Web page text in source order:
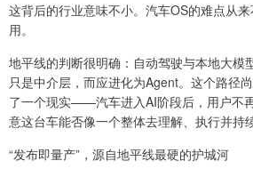
这背后的行业意味不小。汽车OS的难点从
用。
地平线的判断很明确：自动驾驶与本地大模
只是中介层，而应进化为Agent。这个路径
了一个现实——汽车进入AI阶段后，用户不
意这台车能否像一个整体去理解、执行并持
“发布即量产”，源自地平线最硬的护城河